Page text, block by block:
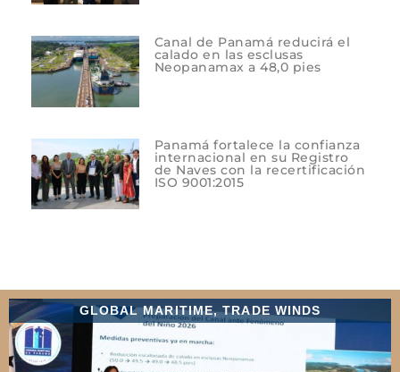
Canal de Panamá reducirá el
calado en las esclusas
Neopanamax a 48,0 pies
Panamá fortalece la confianza
internacional en su Registro
de Naves con la recertificación
ISO 9001:2015
GLOBAL MARITIME,TRADE WINDS